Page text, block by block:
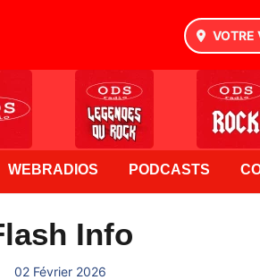
VOTRE
WEBRADIOS PODCASTS
Info
02 Février 2026